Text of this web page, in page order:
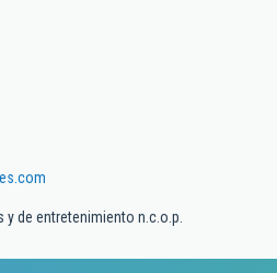
de entretenimiento n.c.o.p.